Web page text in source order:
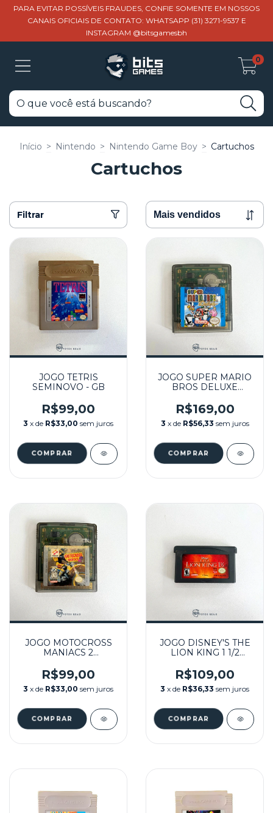
PARA EVITAR POSSÍVEIS FRAUDES, CONFIE SOMENTE EM NOSSOS
CANAIS OFICIAIS DE CONTATO: WHATSAPP (31) 3271-9537 E
INSTAGRAM @bitsgamesbh
0
Início > Nintendo > Nintendo Game Boy > Cartuchos
Cartuchos
Filtrar
JOGO TETRIS
SEMINOVO - GB
R$99,00
3 x de R$33,00 sem juros
JOGO SUPER MARIO
BROS DELUXE
R$169,00
3 x de R$56,33 sem juros
JOGO MOTOCROSS
MANIACS 2
R$99,00
3 x de R$33,00 sem juros
JOGO DISNEY'S THE
LION KING 1 1/2
R$109,00
3 x de R$36,33 sem juros